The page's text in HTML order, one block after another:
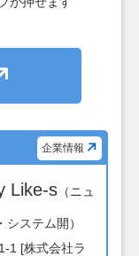
企業情報
Like-s （ニュ
ステム開）
1 [株式会社ラ